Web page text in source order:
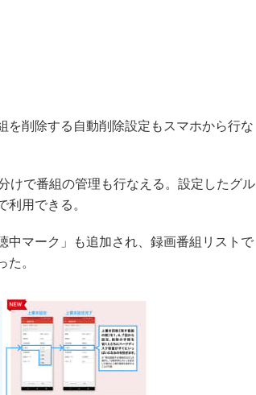
を削除する自動削除設定もスマホから行な
けで番組の管理も行なえる。設定したグル
利用できる。
中マーク」も追加され、録画番組リストで
た。